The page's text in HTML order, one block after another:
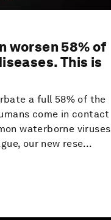
worsen 58% of
This is
a full 58% of the
come in contact
waterborne viruses
our new rese...